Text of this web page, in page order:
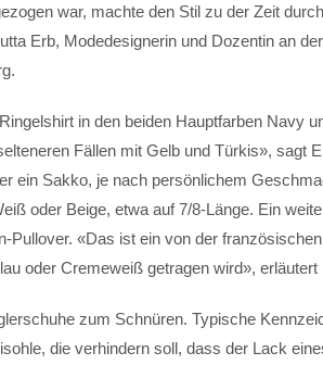
war, machte den Stil zu der Zeit
Erb, Modedesignerin und Dozentin an der
in den beiden Hauptfarben Navy
Fällen mit Gelb und Türkis», sagt
ein Sakko, je nach persönlichem
oder Beige, etwa auf 7/8-Länge. Ein
Pullover. «Das ist ein von der
oder Cremeweiß getragen wird», erläutert
zum Schnüren. Typische
die verhindern soll, dass der Lack